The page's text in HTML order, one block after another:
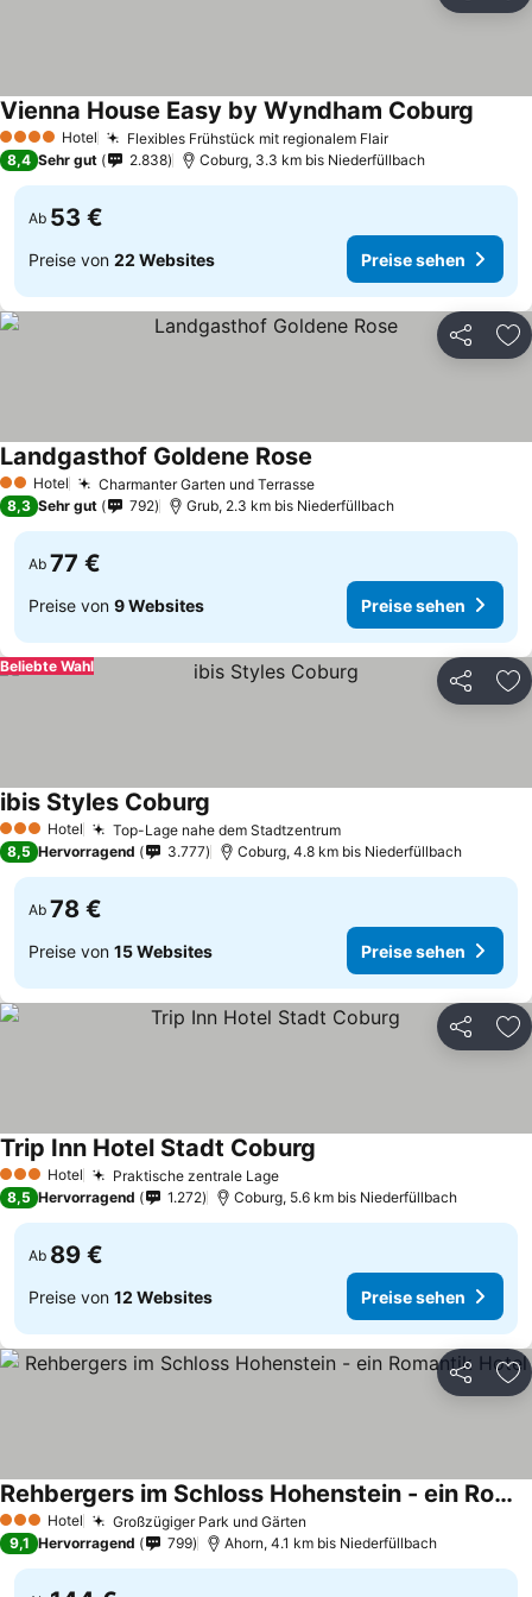
4 Sterne Hotel Flexibles Frühstück mit regionalem Flair
Vienna House Easy by Wyndham Coburg
8,4 Sehr gut 2.838 Coburg, 3.3 km bis Niederfüllbach
Ab 53 €
Preise von 22 Websites Preise sehen
Teilen
2 Sterne
Hotel Charmanter Garten und Terrasse
Landgasthof Goldene Rose
8,3 Sehr gut 792 Grub, 2.3 km bis Niederfüllbach
Ab 77 €
Preise von 9 Websites Preise sehen
Teilen
Beliebte Wahl
3 SterneHotel Top-Lage nahe dem Stadtzentrum
ibis Styles Coburg
8,5 Hervorragend 3.777 Coburg, 4.8 km bis Niederfüllbach
Ab 78 €
Preise von 15 Websites Preise sehen
Teilen
3 SterneHotel Praktische zentrale Lage
Trip Inn Hotel Stadt Coburg
8,5 Hervorragend 1.272 Coburg, 5.6 km bis Niederfüllbach
Ab 89 €
Preise von 12 Websites Preise sehen
Teilen
3 SterneHotel Großzügiger Park und Gärten
Rehbergers im Schloss Hohenstein - ein Romantik Hotel
9,1 Hervorragend 799 Ahorn, 4.1 km bis Niederfüllbach